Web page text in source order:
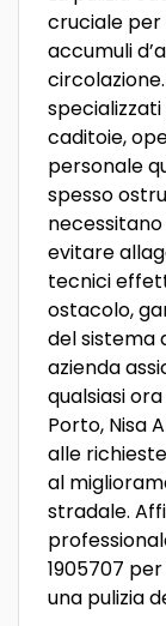
cruciale
accumuli
caditoie,
personale
spesso
evitare
tecnici
ostacolo,
del sistema
azienda
qualsiasi
Porto, Nisa
alle
al
stradale.
1905707
una pulizia